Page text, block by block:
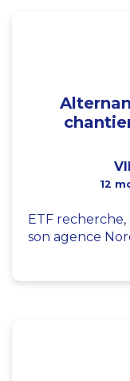
12
ETF
son agence